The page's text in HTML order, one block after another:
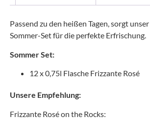
Passend zu den heißen Tagen, sorgt
Sommer-Set für die perfekte Erfrischung.
Sommer Set:
12 x 0,75l Flasche Frizzante Rosé
Unsere Empfehlung:
Frizzante Rosé on the Rocks: